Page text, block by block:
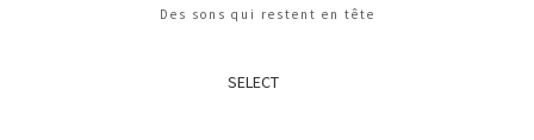
Des sons qui restent en tête
SELECT